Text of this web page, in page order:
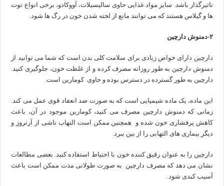
تاثیرگذار باشد. سایر مواد غذایی حاوی سالیسیلات، آووکادو، برخی انواع توت
ها و گیلاس هستند که می توانند مانع از لخته شدن خون در رگ ها شود.
۲-دمنوش دارچین
دارچین دارای خواص زیادی برای سلامت کلی بدن است که شما می توانید از
دمنوش دارچین به طور روزانه مصرف کرده و از غلظت خون، جلوگیری کنید.
دارچین به طور گسترده در دسترس بوده و حاوی کومارین است.
این ماده، یک ماده شیمیایی است که به صورت ضد انعقاد قوی عمل می کند.
زمانی که دمنوش دارچین مصرف می کنید، کومارین موجود در آن، باعث
کاهش پرفشاری خون شده و همچنین ممکن است التهاب ناشی از آرتروز و
دیگر بیماری های التهابی را از بین ببرد.
دارچین را به عنوان رقیق کننده خون با احتیاط استفاده کنید. بعضی مطالعات
نشان می دهد که مصرف دارچین به صورت طولانی مدت ممکن است باعث
آسیب کبدی شود.